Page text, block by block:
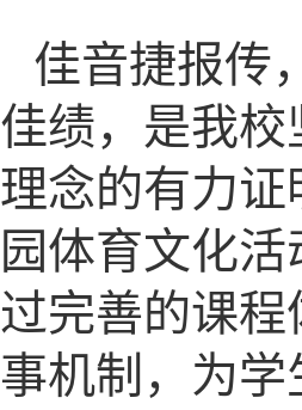
佳音捷报传
佳绩，是我
理念的有力
园体育文化
过完善的课
事机制，为